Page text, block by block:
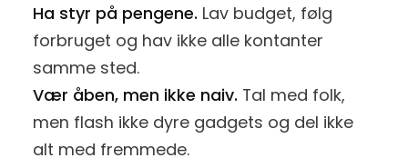
Ha styr på pengene. Lav budget, følg
forbruget og hav ikke alle kontanter
samme sted.
Vær åben, men ikke naiv. Tal med folk,
men flash ikke dyre gadgets og del ikke
alt med fremmede.